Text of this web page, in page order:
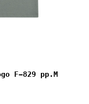
F-829 pp.M